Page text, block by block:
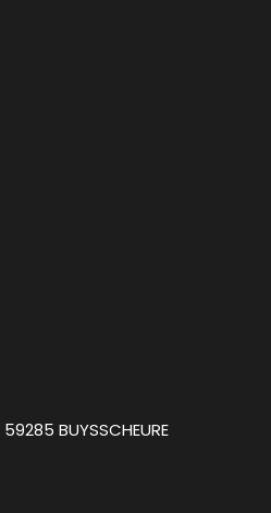
59285 BUYSSCHEURE